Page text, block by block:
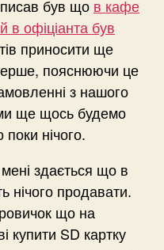
був що в кафе
в офіціанта був
приносити ще
пояснюючи це
з нашого
ще щось будемо
нічого.
здається що в
нічого продавати.
що на
купити SD картку